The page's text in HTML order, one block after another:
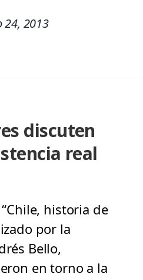
24, 2013
discuten
real
historia de
por la
Bello,
en torno a la